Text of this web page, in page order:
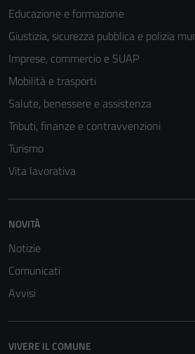
Educazione e formazione
Giustizia, sicurezza pubblica e polizia
Imprese, commercio e SUAP
Mobilità e trasporti
Salute, benessere e assistenza
Tributi, finanze e contravvenzioni
Turismo
Vita lavorativa
NOVITÀ
Notizie
Comunicati
Avvisi
VIVERE IL COMUNE